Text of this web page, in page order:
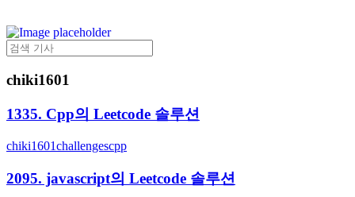
chiki1601
1335. Cpp의 Leetcode 솔루션
chiki1601challengescpp
2095. javascript의 Leetcode 솔루션